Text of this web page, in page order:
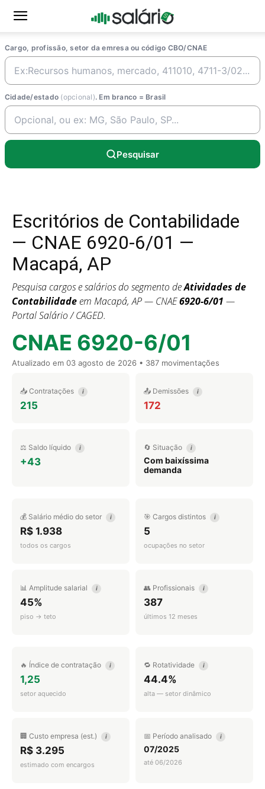
Cargo, profissão, setor da emresa ou código CBO/CNAE
Cidade/estado (opcional). Em branco = Brasil
Pesquisar
Escritórios de Contabilidade
— CNAE 6920-6/01 —
Macapá, AP
Pesquisa cargos e salários do segmento deAtividades de
Contabilidadeem Macapá, AP — CNAE6920-6/01 —
Portal Salário / CAGED.
CNAE 6920-6/01
Atualizado em 03 agosto de 2026 • 387 movimentações
📥 Contratações i
215
📤 Demissões i
172
⚖️ Saldo líquido i
+43
🔄 Situação i
Com baixíssima
demanda
💰 Salário médio do setor i
R$ 1.938
todos os cargos
🎯 Cargos distintos i
5
ocupações no setor
📊 Amplitude salarial i
45%
piso → teto
👥 Profissionais i
387
últimos 12 meses
🔥 Índice de contratação i
1,25
setor aquecido
🔁 Rotatividade i
44.4%
alta — setor dinâmico
🏢 Custo empresa (est.) i
R$ 3.295
estimado com encargos
📅 Período analisado i
07/2025
até 06/2026